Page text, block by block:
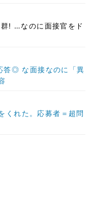
群! …なのに面接官をド
答◎ な面接なのに「異
くれた。応募者＝超問